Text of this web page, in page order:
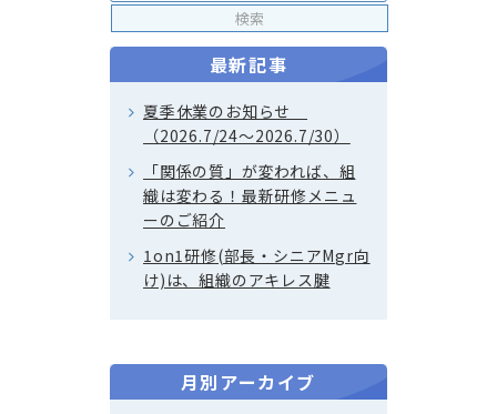
最新記事
夏季休業のお知らせ
（2026.7/24～2026.7/30）
「関係の質」が変われば、組
織は変わる！最新研修メニュ
ーのご紹介
1on1研修(部長・シニアMgr向
け)は、組織のアキレス腱
月別アーカイブ